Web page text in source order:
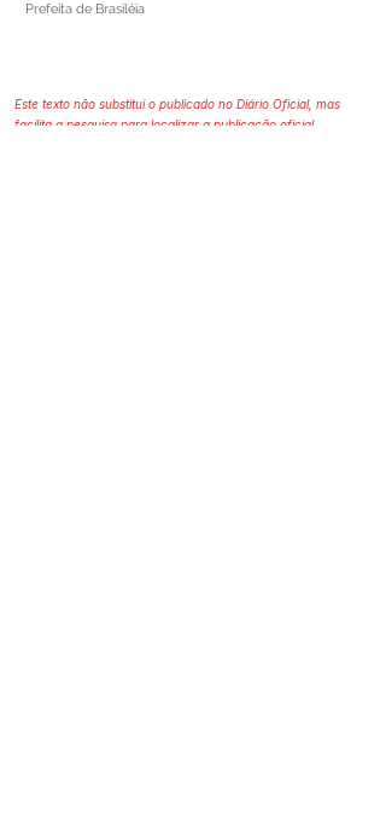
Prefeita de Brasiléia
Este texto não substitui o publicado no Diário Oficial, mas
facilita a pesquisa para localizar a publicação oficial.